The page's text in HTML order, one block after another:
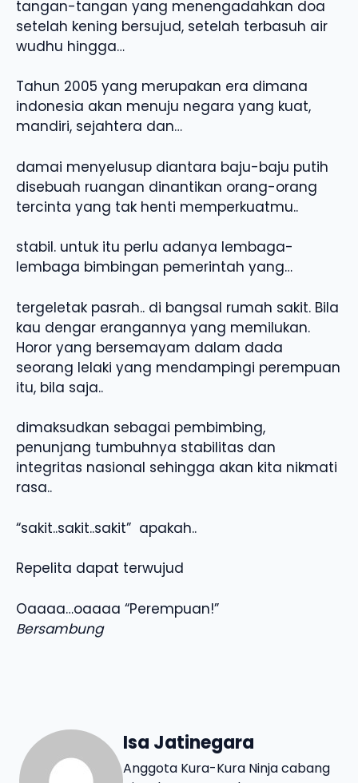
tangan-tangan yang menengadahkan doa
setelah kening bersujud, setelah terbasuh air
wudhu hingga…
Tahun 2005 yang merupakan era dimana
indonesia akan menuju negara yang kuat,
mandiri, sejahtera dan…
damai menyelusup diantara baju-baju putih
disebuah ruangan dinantikan orang-orang
tercinta yang tak henti memperkuatmu..
stabil. untuk itu perlu adanya lembaga-
lembaga bimbingan pemerintah yang…
tergeletak pasrah.. di bangsal rumah sakit. Bila
kau dengar erangannya yang memilukan.
Horor yang bersemayam dalam dada
seorang lelaki yang mendampingi perempuan
itu, bila saja..
dimaksudkan sebagai pembimbing,
penunjang tumbuhnya stabilitas dan
integritas nasional sehingga akan kita nikmati
rasa..
“sakit..sakit..sakit” apakah..
Repelita dapat terwujud
Oaaaa…oaaaa “Perempuan!”
Bersambung
Isa Jatinegara
Anggota Kura-Kura Ninja cabang